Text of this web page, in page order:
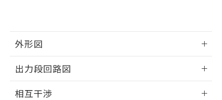
外形図
外形図
出力段回路図
相互干渉
引・商談に必要な範囲で利用すること
※当社の共同利用者とは、"個人情報
の共同利用に関して"
用者の範囲」に記載されている法人を
とができます。
EU RoHS指令（10物質）の非含有証明書
※本証明書は発行日時点で非含有を証明す
るもので、過去に遡って非含有を証明する
ものではありません。
合意する キャンセル